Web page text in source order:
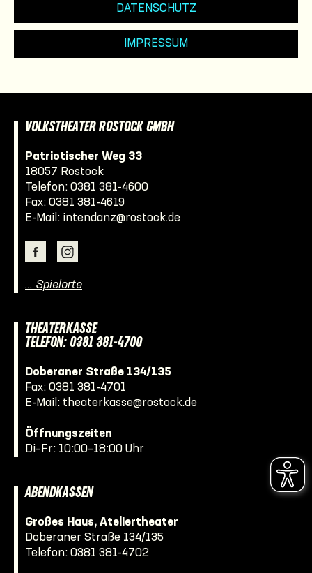
DATENSCHUTZ
IMPRESSUM
VOLKSTHEATER ROSTOCK GMBH
Patriotischer Weg 33
18057 Rostock
Telefon: 0381 381-4600
Fax: 0381 381-4619
E-Mail: intendanz@rostock.de
… Spielorte
THEATERKASSE
TELEFON: 0381 381-4700
Doberaner Straße 134/135
Fax: 0381 381-4701
E-Mail: theaterkasse@rostock.de
Öffnungszeiten
Di–Fr: 10:00–18:00 Uhr
ABENDKASSEN
Großes Haus, Ateliertheater
Doberaner Straße 134/135
Telefon: 0381 381-4702